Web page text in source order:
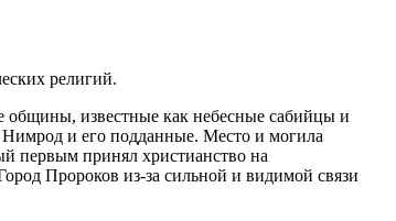
религий.
общины, известные как небесные сабийцы и
и его подданные. Место и могила
первым принял христианство на
Пророков из-за сильной и видимой связи